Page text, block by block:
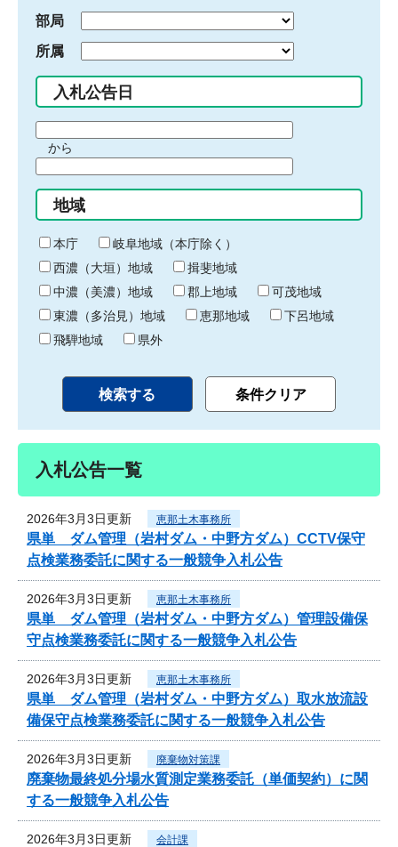
部局
所属
入札公告日
間
始
り
から
間
終
わ
り
地域
本庁
岐阜地域（本庁除く）
西濃（大垣）地域
揖斐地域
中濃（美濃）地域
郡上地域
可茂地域
東濃（多治見）地域
恵那地域
下呂地域
飛騨地域
県外
入札公告一覧
2026年3月3日更新 恵那土木事務所
県単 ダム管理（岩村ダム・中野方ダム）CCTV保守
点検業務委託に関する一般競争入札公告
2026年3月3日更新 恵那土木事務所
県単 ダム管理（岩村ダム・中野方ダム）管理設備保
守点検業務委託に関する一般競争入札公告
2026年3月3日更新 恵那土木事務所
県単 ダム管理（岩村ダム・中野方ダム）取水放流設
備保守点検業務委託に関する一般競争入札公告
2026年3月3日更新 廃棄物対策課
廃棄物最終処分場水質測定業務委託（単価契約）に関
する一般競争入札公告
2026年3月3日更新 会計課